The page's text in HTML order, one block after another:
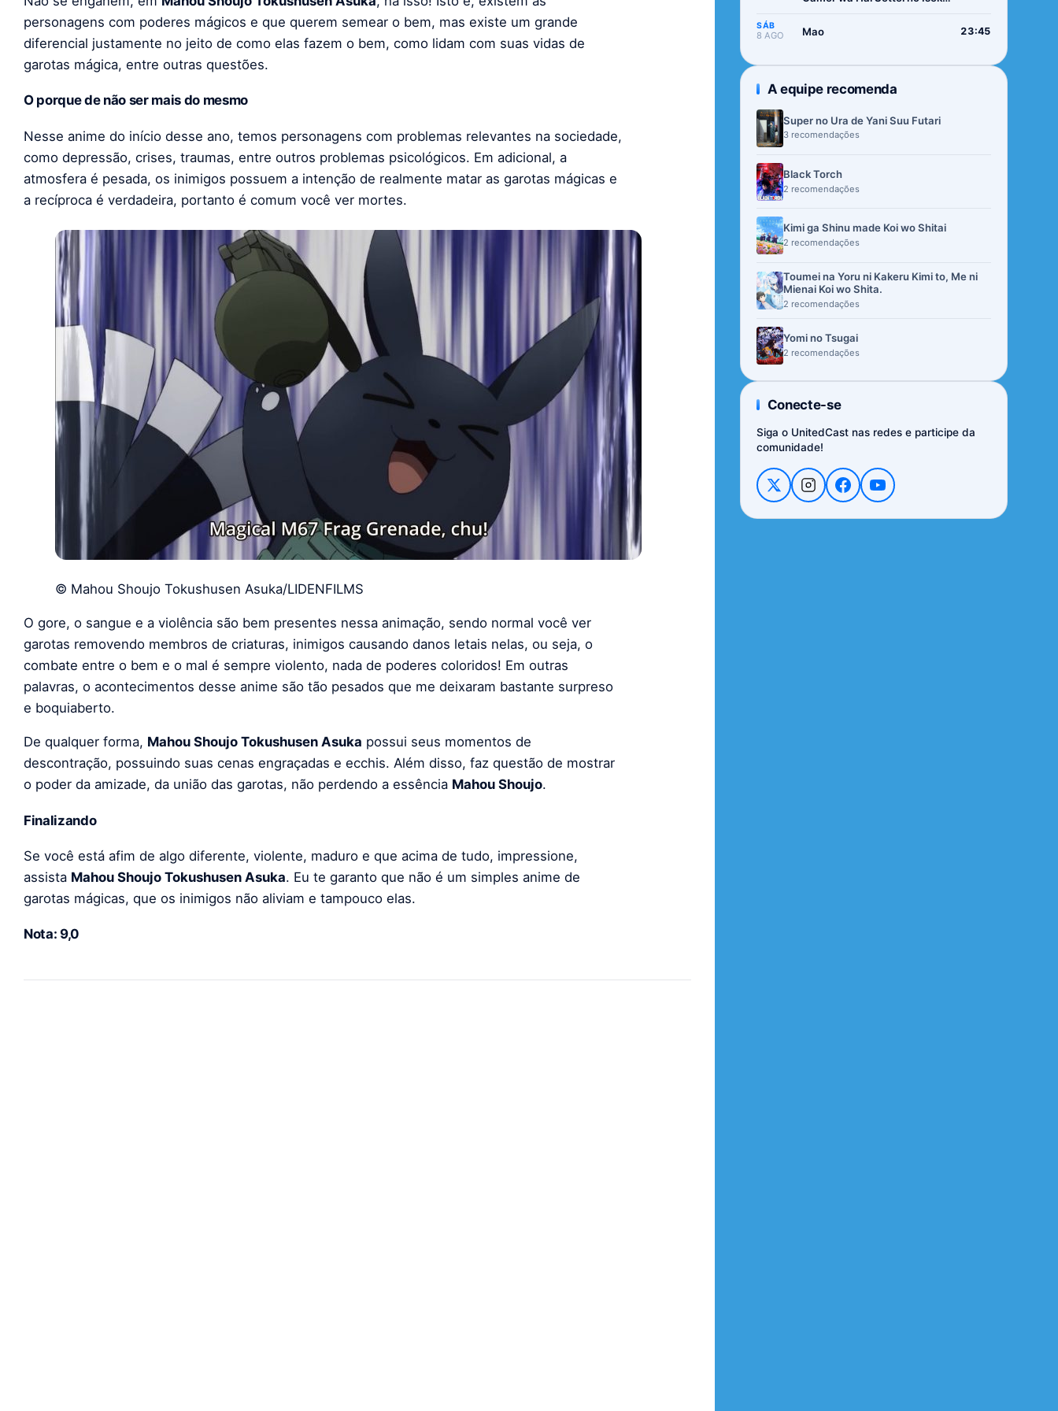
personagens com poderes mágicos e que querem semear o bem, mas existe um grande
diferencial justamente no jeito de como elas fazem o bem, como lidam com suas vidas de
garotas mágica, entre outras questões.
O porque de não ser mais do mesmo
Nesse anime do início desse ano, temos personagens com problemas relevantes na sociedade,
como depressão, crises, traumas, entre outros problemas psicológicos. Em adicional, a
atmosfera é pesada, os inimigos possuem a intenção de realmente matar as garotas mágicas e
a recíproca é verdadeira, portanto é comum você ver mortes.
© Mahou Shoujo Tokushusen Asuka/LIDENFILMS
O gore, o sangue e a violência são bem presentes nessa animação, sendo normal você ver
garotas removendo membros de criaturas, inimigos causando danos letais nelas, ou seja, o
combate entre o bem e o mal é sempre violento, nada de poderes coloridos! Em outras
palavras, o acontecimentos desse anime são tão pesados que me deixaram bastante surpreso
e boquiaberto.
De qualquer forma, Mahou Shoujo Tokushusen Asuka possui seus momentos de
descontração, possuindo suas cenas engraçadas e ecchis. Além disso, faz questão de mostrar
o poder da amizade, da união das garotas, não perdendo a essência Mahou Shoujo.
Finalizando
Se você está afim de algo diferente, violente, maduro e que acima de tudo, impressione,
assista Mahou Shoujo Tokushusen Asuka. Eu te garanto que não é um simples anime de
garotas mágicas, que os inimigos não aliviam e tampouco elas.
Nota: 9,0
SÁB
8 AGO Mao 23:45
A equipe recomenda
Super no Ura de Yani Suu Futari
3 recomendações
Black Torch
2 recomendações
Kimi ga Shinu made Koi wo Shitai
2 recomendações
Toumei na Yoru ni Kakeru Kimi to, Me ni
Mienai Koi wo Shita.
2 recomendações
Yomi no Tsugai
2 recomendações
Conecte-se
Siga o UnitedCast nas redes e participe da
comunidade!